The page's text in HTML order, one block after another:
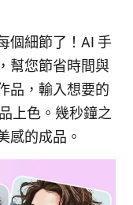
個細節了！AI 手
幫您節省時間與
品，輸入想要的
上色。幾秒鐘之
感的成品。